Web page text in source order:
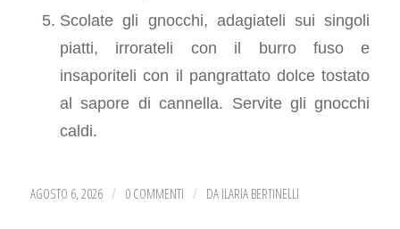
Scolate gli gnocchi, adagiateli sui singoli
piatti, irrorateli con il burro fuso e
insaporiteli con il pangrattato dolce tostato
al sapore di cannella. Servite gli gnocchi
caldi.
AGOSTO 6, 2026 / 0 COMMENTI / DA ILARIA BERTINELLI